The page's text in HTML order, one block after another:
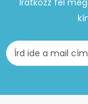
Iratkozz fel